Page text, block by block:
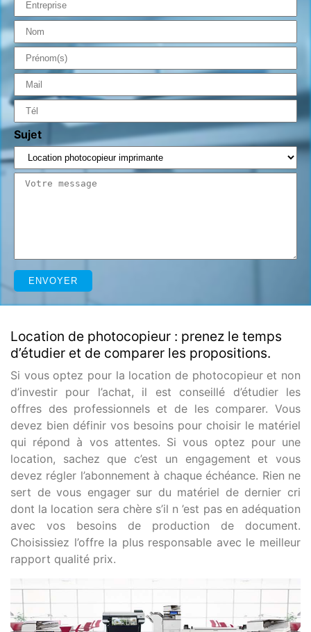
Sujet
Location de photocopieur : prenez le temps
d’étudier et de comparer les propositions.
Si vous optez pour la location de photocopieur et non
d’investir pour l’achat, il est conseillé d’étudier les
offres des professionnels et de les comparer. Vous
devez bien définir vos besoins pour choisir le matériel
qui répond à vos attentes. Si vous optez pour une
location, sachez que c’est un engagement et vous
devez régler l’abonnement à chaque échéance. Rien ne
sert de vous engager sur du matériel de dernier cri
dont la location sera chère s’il n ’est pas en adéquation
avec vos besoins de production de document.
Choisissiez l’offre la plus responsable avec le meilleur
rapport qualité prix.